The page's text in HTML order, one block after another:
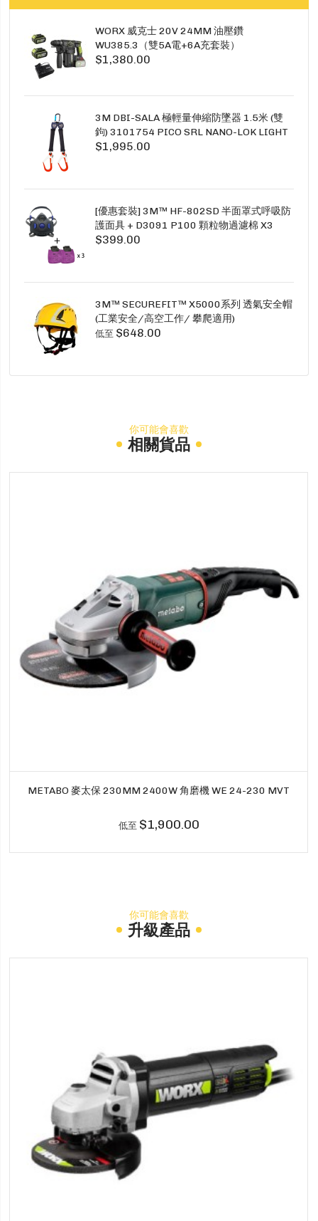
WORX 威克士 20V 24MM 油壓鑽
WU385.3（雙5A電+6A充套裝）
$1,380.00
3M DBI-SALA 極輕量伸縮防墜器 1.5米 (雙
鉤) 3101754 PICO SRL NANO-LOK LIGHT
1.5M TWINS
$1,995.00
[優惠套裝] 3M™ HF-802SD 半面罩式呼吸防
護面具 + D3091 P100 顆粒物過濾棉 X3
SECURE CLICK HF-802SD HF-800SD 系列
$399.00
3M™ SECUREFIT™ X5000系列 透氣安全帽
(工業安全/高空工作/ 攀爬適用)
低至 $648.00
你可能會喜歡
相關貨品
METABO 麥太保 230MM 2400W 角磨機 WE 24-230 MVT
低至 $1,900.00
你可能會喜歡
升級產品